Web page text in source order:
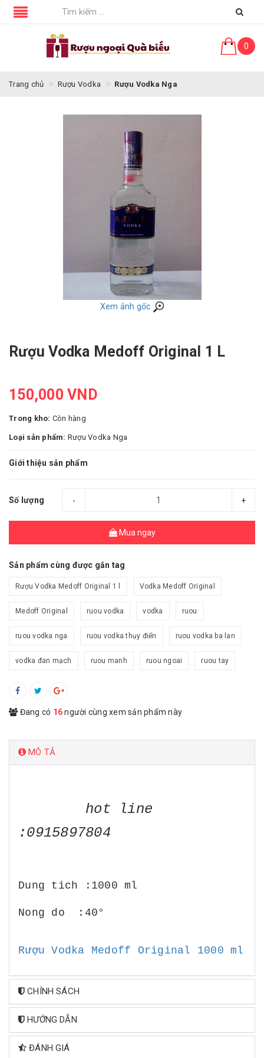
0
Trang chủ Rượu Vodka Rượu Vodka Nga
Xem ảnh gốc
Rượu Vodka Medoff Original 1 L
150,000 VND
Trong kho: Còn hàng
Loại sản phẩm: Rượu Vodka Nga
Giới thiệu sản phẩm
Số lượng - +
Mua ngay
Sản phẩm cùng được gắn tag
Rượu Vodka Medoff Original 1 l Vodka Medoff Original
Medoff Original ruou vodka vodka ruou
ruou vodka nga ruou vodka thụy điển ruou vodka ba lan
vodka đan mạch ruou manh ruou ngoai ruou tay
Đang có 16người cùng xem sản phẩm này
MÔ TẢ
hot line
:0915897804
Dung tich :1000 ml
Nong do : 40°
Rượu Vodka Medoff Original 1000 ml
CHÍNH SÁCH
HƯỚNG DẪN
ĐÁNH GIÁ